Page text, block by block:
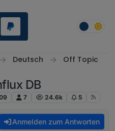
Deutsch
Off Topic
DB
7 24.6k 5
Anmelden zum Antworten